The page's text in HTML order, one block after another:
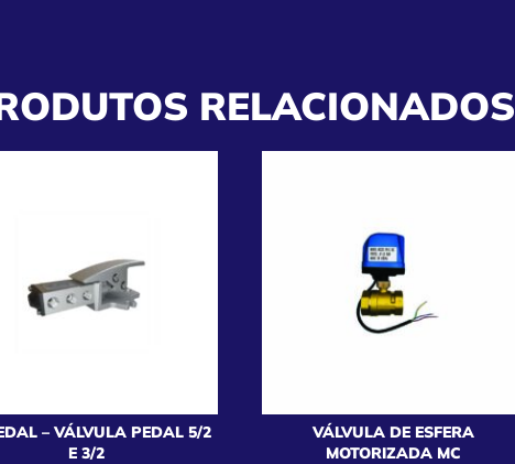
RELACIONADOS
– VÁLVULA PEDAL 5/2
E 3/2
VÁLVULA DE ESFERA
MOTORIZADA MC